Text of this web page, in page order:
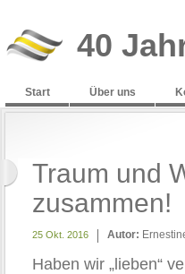
40
Start Über uns
Traum und
zusammen!
25 Okt. 2016 Autor:
Haben wir „lieben“